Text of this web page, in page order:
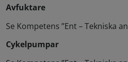
Avfuktare
Se Kompetens ”Ent – Tekniska
Cykelpumpar